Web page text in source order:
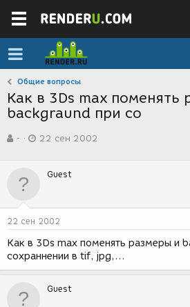
Общие вопросы
Как в 3Ds max поменять
backgraund при со
в
р
м
-
а
д
н
и
22 сен 2002
Guest
22 сен 2002
Как в 3Ds max поменять размеры и
сохраннении в tif, jpg,...
Guest